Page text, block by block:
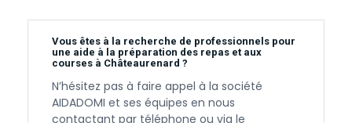
Vous êtes à la recherche de professionnels pour
une aide à la préparation des repas et aux
courses à Châteaurenard ?
N’hésitez pas à faire appel à la société
AIDADOMI et ses équipes en nous
contactant par téléphone ou via le